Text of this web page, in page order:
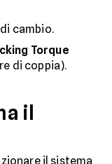
cambio.
Torque
di coppia).
il
il sistema